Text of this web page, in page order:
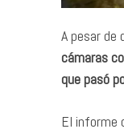
A pesar de
cámaras
que pasó
El informe